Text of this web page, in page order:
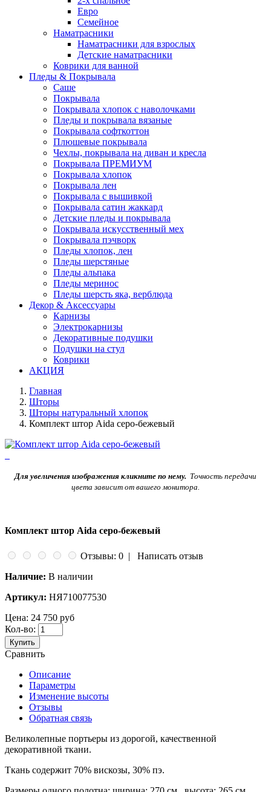
Евро
Семейное
Наматрасники
Наматрасники для взрослых
Детские наматрасники
Коврики для ванной
Пледы & Покрывала
Саше
Покрывала
Покрывала хлопок с наволочками
Пледы и покрывала вязаные
Покрывала софткоттон
Плюшевые покрывала
Чехлы, покрывала на диван и кресла
Покрывала ПРЕМИУМ
Покрывала хлопок
Покрывала лен
Покрывала с вышивкой
Покрывала сатин жаккард
Детские пледы и покрывала
Покрывала искусственный мех
Покрывала пэчворк
Пледы хлопок, лен
Пледы шерстяные
Пледы альпака
Пледы меринос
Пледы шерсть яка, верблюда
Декор & Аксессуары
Карнизы
Электрокарнизы
Декоративные подушки
Подушки на стул
Коврики
АКЦИЯ
Главная
Шторы
Шторы натуральный хлопок
Комплект штор Aida серо-бежевый
Для увеличения изображения кликните по нему. Точность передачи
цвета зависит от вашего монитора.
Комплект штор Aida серо-бежевый
Отзывы: 0 | Написать отзыв
Наличие: В наличии
Артикул: НЯ710077530
Цена: 24 750 руб
Кол-во:
Купить
Сравнить
Описание
Параметры
Изменение высоты
Отзывы
Обратная связь
Великолепные портьеры из дорогой, качественной
декоративной ткани.
Ткань содержит 70% вискозы, 30% пэ.